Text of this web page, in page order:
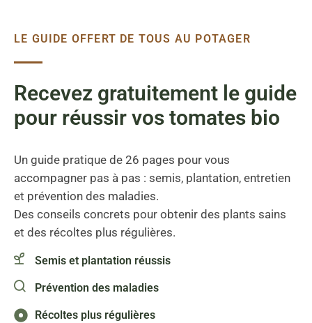
LE GUIDE OFFERT DE TOUS AU POTAGER
Recevez gratuitement le guide
pour réussir vos tomates bio
Un guide pratique de 26 pages pour vous
accompagner pas à pas : semis, plantation, entretien
et prévention des maladies.
Des conseils concrets pour obtenir des plants sains
et des récoltes plus régulières.
Semis et plantation réussis
Prévention des maladies
Récoltes plus régulières